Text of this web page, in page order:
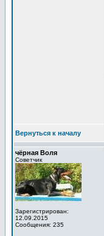
Вернуться к началу
чёрная Воля
Советчик
Зарегистрирован:
12.09.2015
Сообщения: 235